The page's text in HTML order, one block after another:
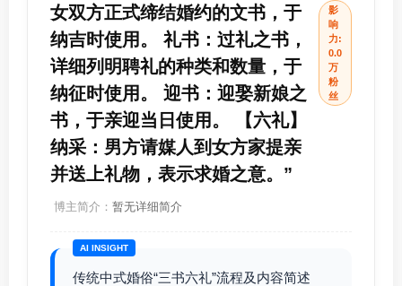
女双方正式缔结婚约的文书，于
纳吉时使用。 礼书：过礼之书，
详细列明聘礼的种类和数量，于
纳征时使用。 迎书：迎娶新娘之
书，于亲迎当日使用。 【六礼】
纳采：男方请媒人到女方家提亲
并送上礼物，表示求婚之意。”
影
响
力:
0.0
万
粉
丝
博主简介： 暂无详细简介
AI INSIGHT
传统中式婚俗“三书六礼”流程及内容简述